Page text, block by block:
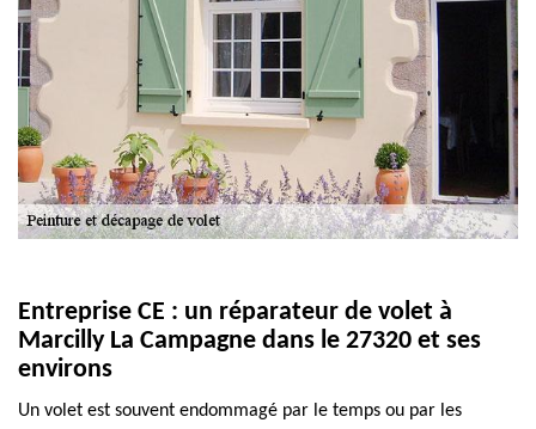
Entreprise CE : un réparateur de volet à
Marcilly La Campagne dans le 27320 et ses
environs
Un volet est souvent endommagé par le temps ou par les